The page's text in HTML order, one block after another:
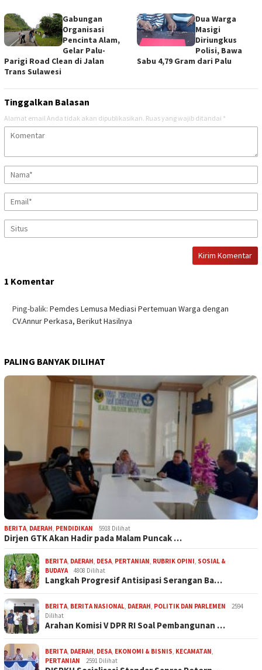
Gabungan
Organisasi
Pencinta Alam,
Gelar Palu-
Parigi Road Clean di Jalan
Trans Sulawesi
Dua Warga
Masigi
Diriungkus
Polisi, Bawa
Sabu 4,79 Gram dari Palu
Tinggalkan Balasan
Alamat email Anda tidak akan dipublikasikan. Ruas yang wajib ditandai *
1 Komentar
Ping-balik: Pemdes Lemusa Mediasi Pertemuan Warga dengan
CV.Annur Perkasa, Berikut Hasilnya
PALING BANYAK DILIHAT
BERITA, DAERAH, PENDIDIKAN 5918 Dilihat
Dirjen GTK Akan Hadir pada Malam Puncak …
BERITA, DAERAH, DESA, PERTANIAN, RUBRIK OPINI, SOSIAL &
BUDAYA
4808 Dilihat
Langkah Progresif Antisipasi Serangan Ba…
BERITA, BERITA NASIONAL, DAERAH, POLITIK DAN PARLEMEN
2594
Dilihat
Arahan Komisi V DPR RI Soal Pembangunan …
BERITA, DAERAH, DESA, EKONOMI & BISNIS, KECAMATAN,
PERTANIAN
2591 Dilihat